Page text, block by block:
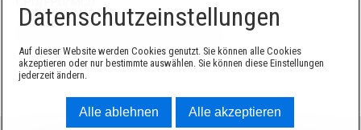
Datenschutzeinstellungen
Auf dieser Website werden Cookies genutzt. Sie können alle Cookies
akzeptieren oder nur bestimmte auswählen. Sie können diese Einstellungen
jederzeit ändern.
Alle ablehnen Alle akzeptieren